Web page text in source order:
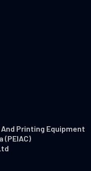
Printing Equipment
(PEIAC)